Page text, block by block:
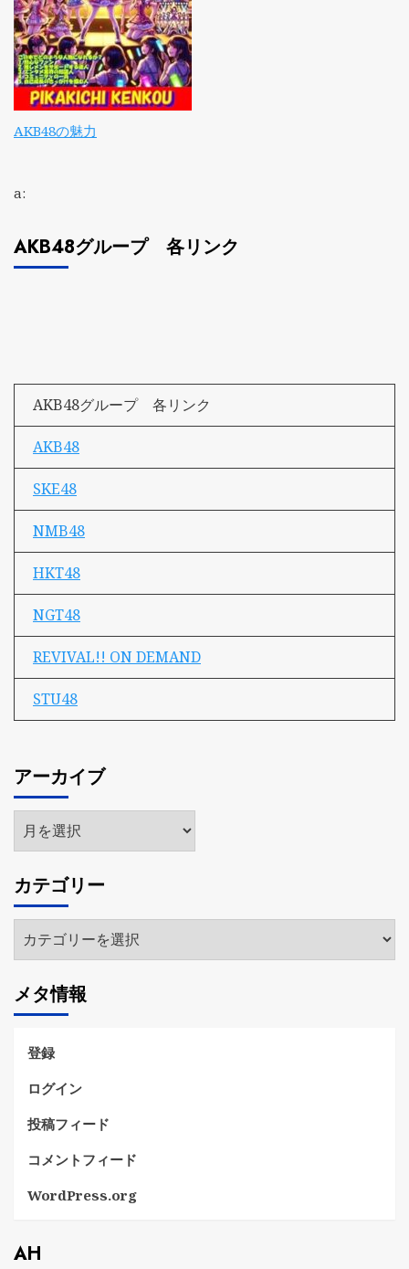
AKB48の魅力
a:
AKB48グループ 各リンク
AKB48グループ 各リンク
AKB48
SKE48
NMB48
HKT48
NGT48
REVIVAL!! ON DEMAND
STU48
アーカイブ
ア
ー
イ
ブ
カテゴリー
テ
リ
ー
メタ情報
登録
ログイン
投稿フィード
コメントフィード
WordPress.org
AH